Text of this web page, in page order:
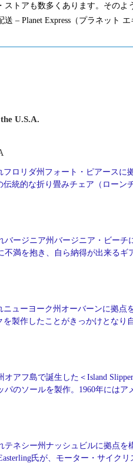
トアも数多くあります。そのよ
– Planet Express（プラネット
U.S.A.
フロリダ州フォート・ピアースに
伝統的な折り畳みチェア（ローン
バージニア州バージニア・ビー
不満を抱き、自ら納得が出来るギ
ニューヨーク州オーバーンに拠点
を製作したことがきっかけとなり
オアフ島で誕生した＜Island
パのソールを製作。1960年にはア
テネシー州ナッシュビルに拠点
氏が、モーター・サイク